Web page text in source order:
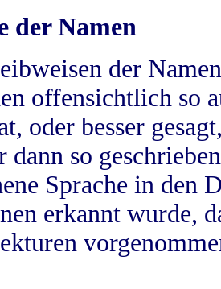
der Namen
der
offensichtlich so
oder besser
dann so
Sprache in
erkannt wurde,